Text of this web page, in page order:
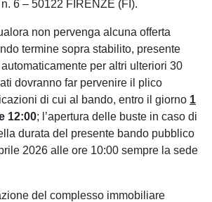
6 – 50122 FIRENZE (FI).
non pervenga alcuna offerta
termine sopra stabilito, presente
per altri ulteriori 30
dovranno far pervenire il plico
di cui al bando, entro il giorno 1
12:00; l’apertura delle buste in caso di
durata del presente bando pubblico
2026 alle ore 10:00 sempre la sede
del complesso immobiliare